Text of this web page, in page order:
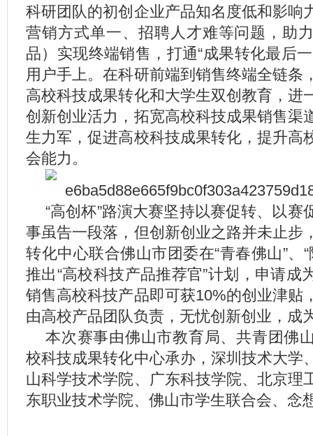
科研团队的初创企业产品知名度低和影响
营销方式单一、招聘人才难等问题，助
品）实现终端销售，打通“成果转化最后
用户手上。在科研前端到销售终端全链条
高校科技成果转化和大学生双创教育，进
创新创业活力，拓宽高校科技成果销售渠
生力军，促进高校科技成果转化，提升高
会能力。
“高创杯”路演大赛坚持以赛促转、以赛
事虽告一段落，但创新创业之路并未止步
转化中心联合佛山市团委在“青春佛山”、
推出“高校科技产品推荐官”计划，申请成
销售高校科技产品即可获10%的创业津贴
由高校产品团队负责，无忧创新创业，成
本次赛事由佛山市教育局、共青团佛
校科技成果转化中心承办，深圳技术大学
山科学技术学院、广东科技学院、北京理
东职业技术学院、佛山市学生联合会、念